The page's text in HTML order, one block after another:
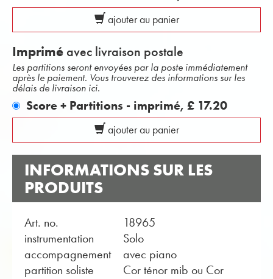
ajouter au panier
Imprimé avec livraison postale
Les partitions seront envoyées par la poste immédiatement
après le paiement. Vous trouverez des informations sur les
délais de livraison ici.
Score + Partitions - imprimé, £ 17.20
ajouter au panier
INFORMATIONS SUR LES
PRODUITS
Art. no.
18965
instrumentation
Solo
accompagnement
avec piano
partition soliste
Cor ténor mib ou Cor